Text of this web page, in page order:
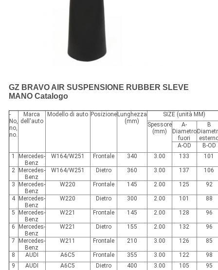
GZ BRAVO AIR SUSPENSIONE RUBBER SLEVE
MANO Catalogo
-
No,
no,
no.
Marca
dell'auto
Modello di auto PosizioneLunghezza
(mm)
SIZE (unità MM)
Spessore
(mm)
A-
Diametro
fuori
B
A-OD
B-OD
1
Mercedes-
Benz
W164/W251 Frontale 340 3.00 133 101
2
Mercedes-
Benz
W164/W251 Dietro 360 3.00 137 106
3
Mercedes-
Benz
W220 Frontale 145 2.00 125 92
4 Mercedes-
Benz
W220 Dietro 300 2.00 101 88
5
Mercedes-
Benz
W221 Frontale 145 2.00 128 96
6
Mercedes-
Benz
W221 Dietro 155 2.00 132 96
7
Mercedes-
Benz
W211 Frontale 210 3.00 126 85
8 AUDI A6C5 Frontale 355 3.00 122
98
9
AUDI A6C5 Dietro 400 3.00 105
95